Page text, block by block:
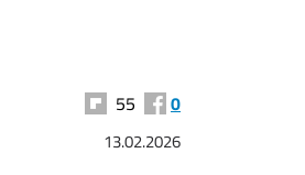
55 0
13.02.2026